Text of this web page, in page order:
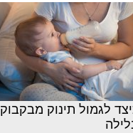
לגמול תינוק מבקבוק